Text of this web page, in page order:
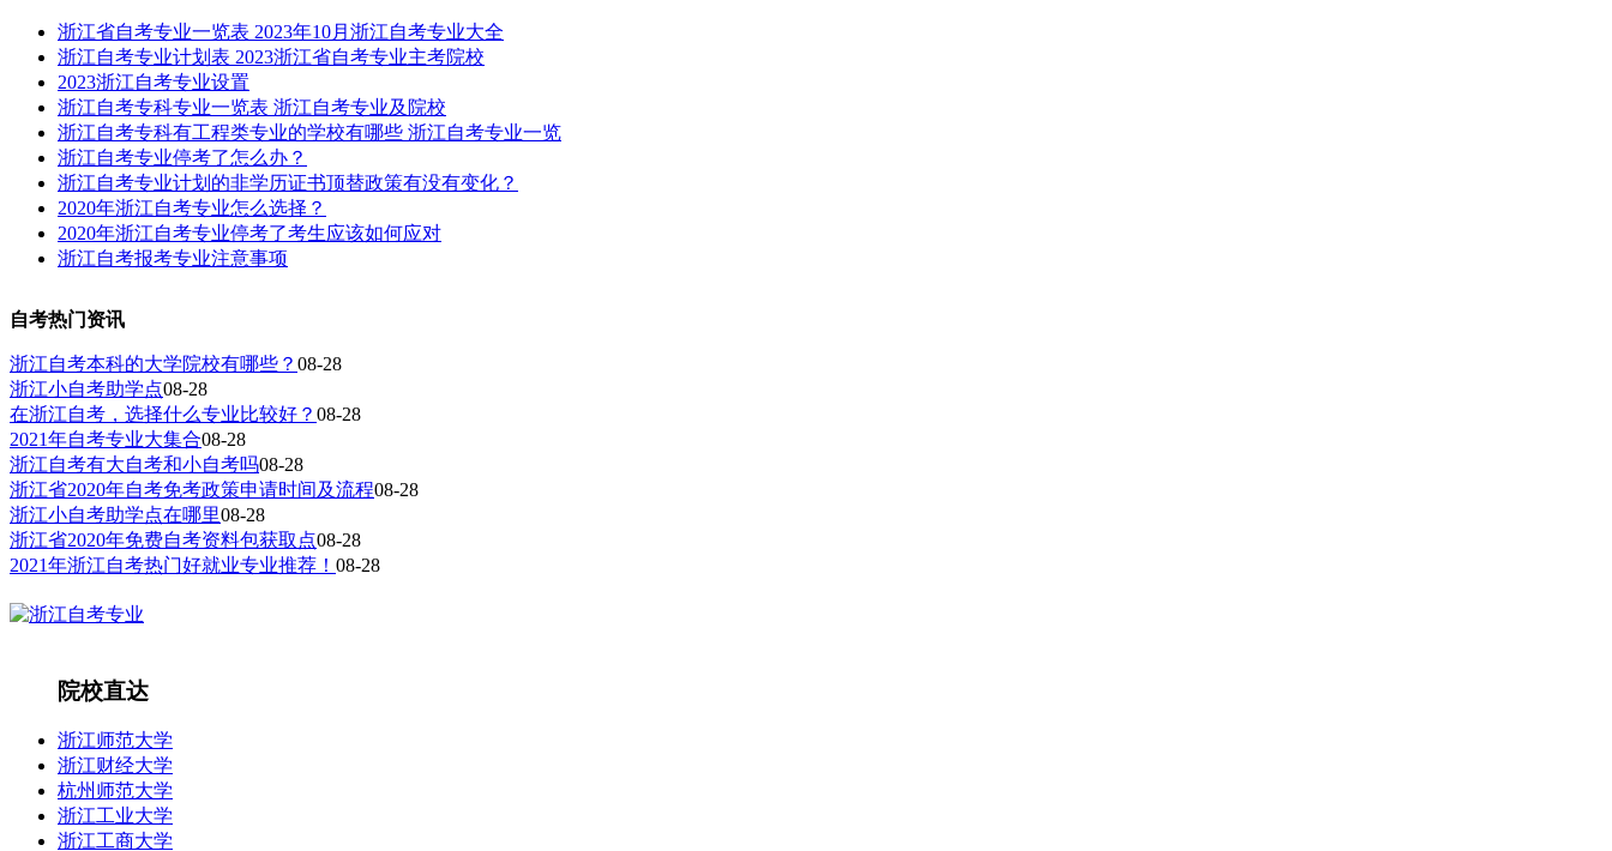
浙江省自考专业一览表 2023年10月浙江自考专业大全
浙江自考专业计划表 2023浙江省自考专业主考院校
2023浙江自考专业设置
浙江自考专科专业一览表 浙江自考专业及院校
浙江自考专科有工程类专业的学校有哪些 浙江自考专业一览
浙江自考专业停考了怎么办？
浙江自考专业计划的非学历证书顶替政策有没有变化？
2020年浙江自考专业怎么选择？
2020年浙江自考专业停考了考生应该如何应对
浙江自考报考专业注意事项
自考热门资讯
浙江自考本科的大学院校有哪些？ 08-28
浙江小自考助学点08-28
在浙江自考，选择什么专业比较好？ 08-28
2021年自考专业大集合08-28
浙江自考有大自考和小自考吗08-28
浙江省2020年自考免考政策申请时间及流程08-28
浙江小自考助学点在哪里08-28
浙江省2020年免费自考资料包获取点08-28
2021年浙江自考热门好就业专业推荐！ 08-28
院校直达
浙江师范大学
浙江财经大学
杭州师范大学
浙江工业大学
浙江工商大学